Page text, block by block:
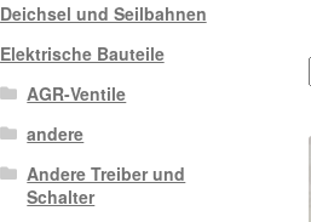
Deichsel und Seilbahnen
Elektrische Bauteile
AGR-Ventile
andere
Andere Treiber und
Schalter